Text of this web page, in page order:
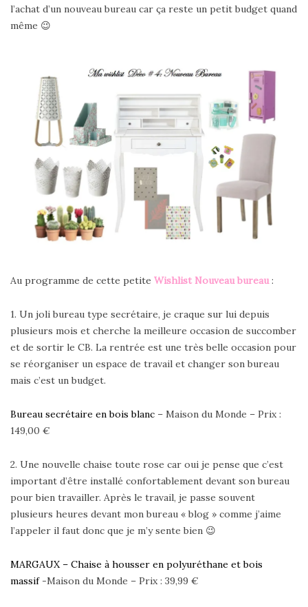
l’achat d’un nouveau bureau car ça reste un petit budget quand
même 😉
Au programme de cette petite Wishlist Nouveau bureau:
1. Un joli bureau type secrétaire, je craque sur lui depuis
plusieurs mois et cherche la meilleure occasion de succomber
et de sortir le CB. La rentrée est une très belle occasion pour
se réorganiser un espace de travail et changer son bureau
mais c’est un budget.
Bureau secrétaire en bois blanc – Maison du Monde – Prix :
149,00 €
2. Une nouvelle chaise toute rose car oui je pense que c’est
important d’être installé confortablement devant son bureau
pour bien travailler. Après le travail, je passe souvent
plusieurs heures devant mon bureau « blog » comme j’aime
l’appeler il faut donc que je m’y sente bien 😉
MARGAUX – Chaise à housser en polyuréthane et bois
massif-Maison du Monde – Prix : 39,99 €